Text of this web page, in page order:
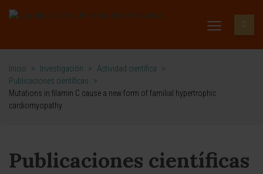
Inicio > Investigación > Actividad científica
>
Publicaciones científicas
>
Mutations in filamin C cause a new form of familial hypertrophic
cardiomyopathy
Publicaciones científicas